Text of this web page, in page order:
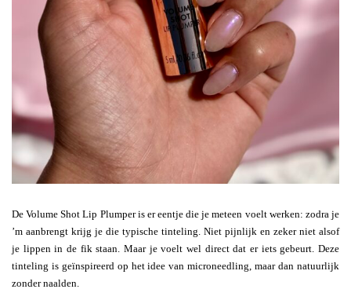
De Volume Shot Lip Plumper is er eentje die je meteen voelt werken: zodra je
’m aanbrengt krijg je die typische tinteling. Niet pijnlijk en zeker niet alsof
je lippen in de fik staan. Maar je voelt wel direct dat er iets gebeurt. Deze
tinteling is geïnspireerd op het idee van microneedling, maar dan natuurlijk
zonder naalden.